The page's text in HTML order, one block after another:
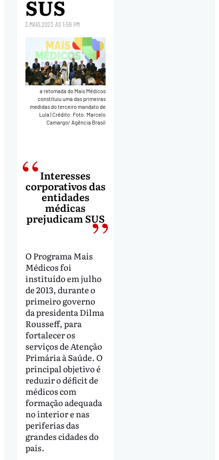
SUS
3.MAIO.2023 ÀS1:59 PM
a retomada do Mais Médicos
constituiu uma das primeiras
medidas do terceiro mandato de
Lula Crédito: Foto: Marcelo
Camargo/ Agência Brasil
Interesses
corporativos das
entidades
médicas
prejudicam SUS
O Programa Mais
Médicos foi
instituído em julho
de 2013, durante o
primeiro governo
da presidenta Dilma
Rousseff, para
fortalecer os
serviços de Atenção
Primária à Saúde. O
principal objetivo é
reduzir o déficit de
médicos com
formação adequada
no interior e nas
periferias das
grandes cidades do
país.